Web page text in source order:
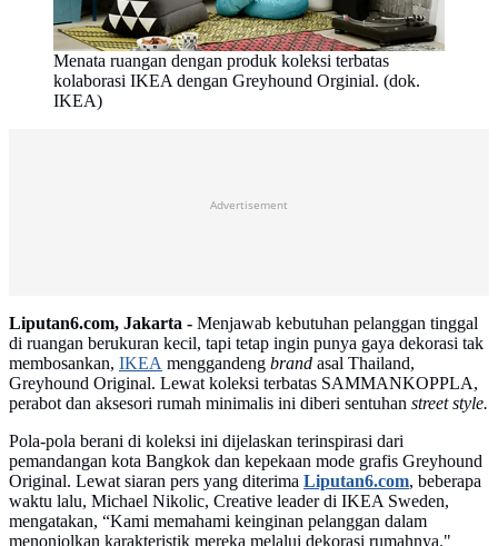
Menata ruangan dengan produk koleksi terbatas
kolaborasi IKEA dengan Greyhound Orginial. (dok.
IKEA)
Advertisement
Liputan6.com, Jakarta - Menjawab kebutuhan pelanggan tinggal
di ruangan berukuran kecil, tapi tetap ingin punya gaya dekorasi tak
membosankan, IKEA menggandeng brand asal Thailand,
Greyhound Original. Lewat koleksi terbatas SAMMANKOPPLA,
perabot dan aksesori rumah minimalis ini diberi sentuhan street style.
Pola-pola berani di koleksi ini dijelaskan terinspirasi dari
pemandangan kota Bangkok dan kepekaan mode grafis Greyhound
Original. Lewat siaran pers yang diterima Liputan6.com, beberapa
waktu lalu, Michael Nikolic, Creative leader di IKEA Sweden,
mengatakan, “Kami memahami keinginan pelanggan dalam
menonjolkan karakteristik mereka melalui dekorasi rumahnya."